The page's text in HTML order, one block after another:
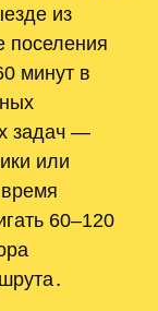
из
поселения
минут в
задач —
или
60–120